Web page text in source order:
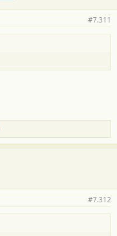
#7.311
#7.312